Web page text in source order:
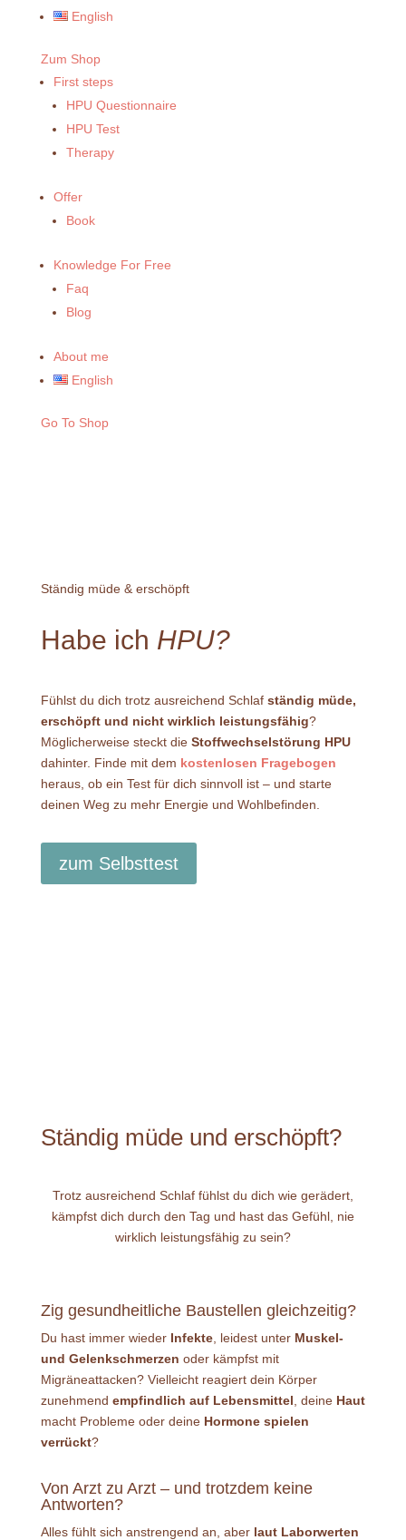
English
Zum Shop
First steps
HPU Questionnaire
HPU Test
Therapy
Offer
Book
Knowledge For Free
Faq
Blog
About me
English
Go To Shop
Ständig müde & erschöpft
Habe ich HPU?
Fühlst du dich trotz ausreichend Schlaf ständig müde,
erschöpft und nicht wirklich leistungsfähig?
Möglicherweise steckt die Stoffwechselstörung HPU
dahinter. Finde mit dem kostenlosen Fragebogen
heraus, ob ein Test für dich sinnvoll ist – und starte
deinen Weg zu mehr Energie und Wohlbefinden.
zum Selbsttest
Ständig müde und erschöpft?
Trotz ausreichend Schlaf fühlst du dich wie gerädert,
kämpfst dich durch den Tag und hast das Gefühl, nie
wirklich leistungsfähig zu sein?
Zig gesundheitliche Baustellen gleichzeitig?
Du hast immer wieder Infekte, leidest unter Muskel-
und Gelenkschmerzen oder kämpfst mit
Migräneattacken? Vielleicht reagiert dein Körper
zunehmend empfindlich auf Lebensmittel , deine Haut
macht Probleme oder deine Hormone spielen
verrückt?
Von Arzt zu Arzt – und trotzdem keine
Antworten?
Alles fühlt sich anstrengend an, aber laut Laborwerten